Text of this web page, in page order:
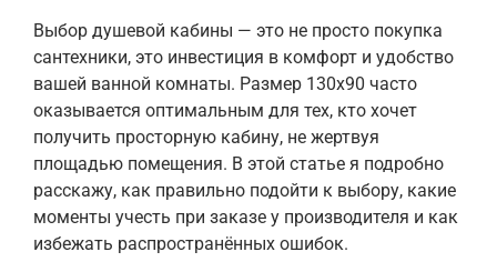
Выбор душевой кабины — это не просто покупка
сантехники, это инвестиция в комфорт и удобство
вашей ванной комнаты. Размер 130х90 часто
оказывается оптимальным для тех, кто хочет
получить просторную кабину, не жертвуя
площадью помещения. В этой статье я подробно
расскажу, как правильно подойти к выбору, какие
моменты учесть при заказе у производителя и как
избежать распространённых ошибок.